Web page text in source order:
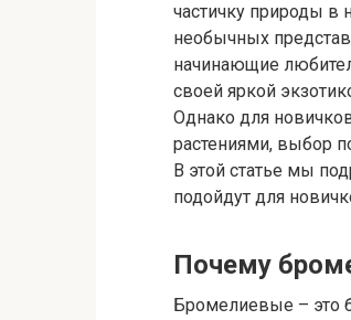
частичку природы
необычных
начинающие
своей яркой
Однако для
растениями, выбор
В этой статье мы
подойдут для
Почему
Бромелиевые – это